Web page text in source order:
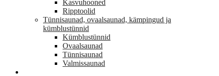
Kasvuhooned
Ripptoolid
Tünnisaunad, ovaalsaunad, kämpingud ja
kümblustünnid
Kümblustünnid
Ovaalsaunad
Tünnisaunad
Valmissaunad